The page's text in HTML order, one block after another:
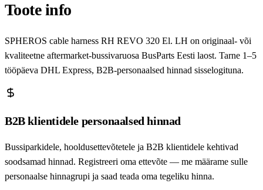
Toote info
SPHEROS cable harness RH REVO 320 El. LH on originaal- või
kvaliteetne aftermarket-bussivaruosa BusParts Eesti laost. Tarne 1–5
tööpäeva DHL Express, B2B-personaalsed hinnad sisselogituna.
B2B klientidele personaalsed hinnad
Bussiparkidele, hooldusettevõtetele ja B2B klientidele kehtivad
soodsamad hinnad. Registreeri oma ettevõte — me määrame sulle
personaalse hinnagrupi ja saad teada oma tegeliku hinna.